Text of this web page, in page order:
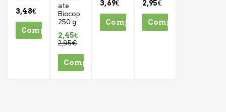
3,48€
Comprar
ate
Biocop
250 g
2,95€
2,45€
Comprar
3,69€
Comprar
2,95€
Comprar